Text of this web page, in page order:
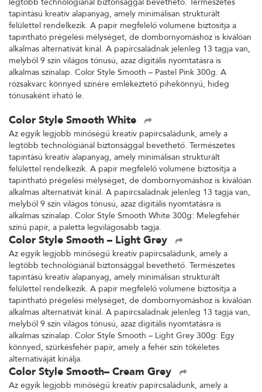
tapintású kreatív alapanyag, amely minimálisan strukturált
felülettel rendelkezik. A papír megfelelő volumene biztosítja a
tapintható prégelési mélységet, de dombornyomáshoz is kiválóan
alkalmas alternatívát kínál. A papírcsaládnak jelenleg 13 tagja van,
melyből 9 szín világos tónusú, azaz digitális nyomtatásra is
alkalmas színalap. Color Style Smooth – Pastel Pink 300g. A
rózsakvarc könnyed színére emlékeztető pihekönnyű, hideg
tónusaként írható le.
Color Style Smooth White
Az egyik legjobb minőségű kreatív papírcsaládunk, amely a
legtöbb technológiánál biztonsággal bevethető. Természetes
tapintású kreatív alapanyag, amely minimálisan strukturált
felülettel rendelkezik. A papír megfelelő volumene biztosítja a
tapintható prégelési mélységet, de dombornyomáshoz is kiválóan
alkalmas alternatívát kínál. A papírcsaládnak jelenleg 13 tagja van,
melyből 9 szín világos tónusú, azaz digitális nyomtatásra is
alkalmas színalap. Color Style Smooth White 300g: Melegfehér
színű papír, a paletta legvilágosabb tagja.
Color Style Smooth – Light Grey
Az egyik legjobb minőségű kreatív papírcsaládunk, amely a
legtöbb technológiánál biztonsággal bevethető. Természetes
tapintású kreatív alapanyag, amely minimálisan strukturált
felülettel rendelkezik. A papír megfelelő volumene biztosítja a
tapintható prégelési mélységet, de dombornyomáshoz is kiválóan
alkalmas alternatívát kínál. A papírcsaládnak jelenleg 13 tagja van,
melyből 9 szín világos tónusú, azaz digitális nyomtatásra is
alkalmas színalap. Color Style Smooth – Light Grey 300g: Egy
könnyed, szürkésfehér papír, amely a fehér szín tökéletes
alternatíváját kínálja.
Color Style Smooth– Cream Grey
Az egyik legjobb minőségű kreatív papírcsaládunk, amely a